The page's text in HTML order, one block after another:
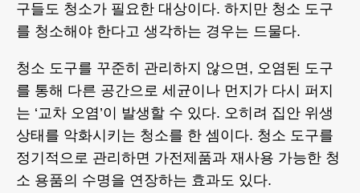
구들도 청소가 필요한 대상이다. 하지만 청소 도구
를 청소해야 한다고 생각하는 경우는 드물다.
청소 도구를 꾸준히 관리하지 않으면, 오염된 도구
를 통해 다른 공간으로 세균이나 먼지가 다시 퍼지
는 ‘교차 오염’이 발생할 수 있다. 오히려 집안 위생
상태를 악화시키는 청소를 한 셈이다. 청소 도구를
정기적으로 관리하면 가전제품과 재사용 가능한 청
소 용품의 수명을 연장하는 효과도 있다.